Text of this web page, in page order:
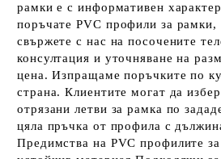
рамки е с информативен
поръчате PVC профили за рамки,
свържете с нас на посочените
консултация и уточняване на
цена. Изпращаме поръчките по
страна. Клиентите могат да
отрязани летви за рамка по
цяла пръчка от профила с
Предимства на PVC профилите